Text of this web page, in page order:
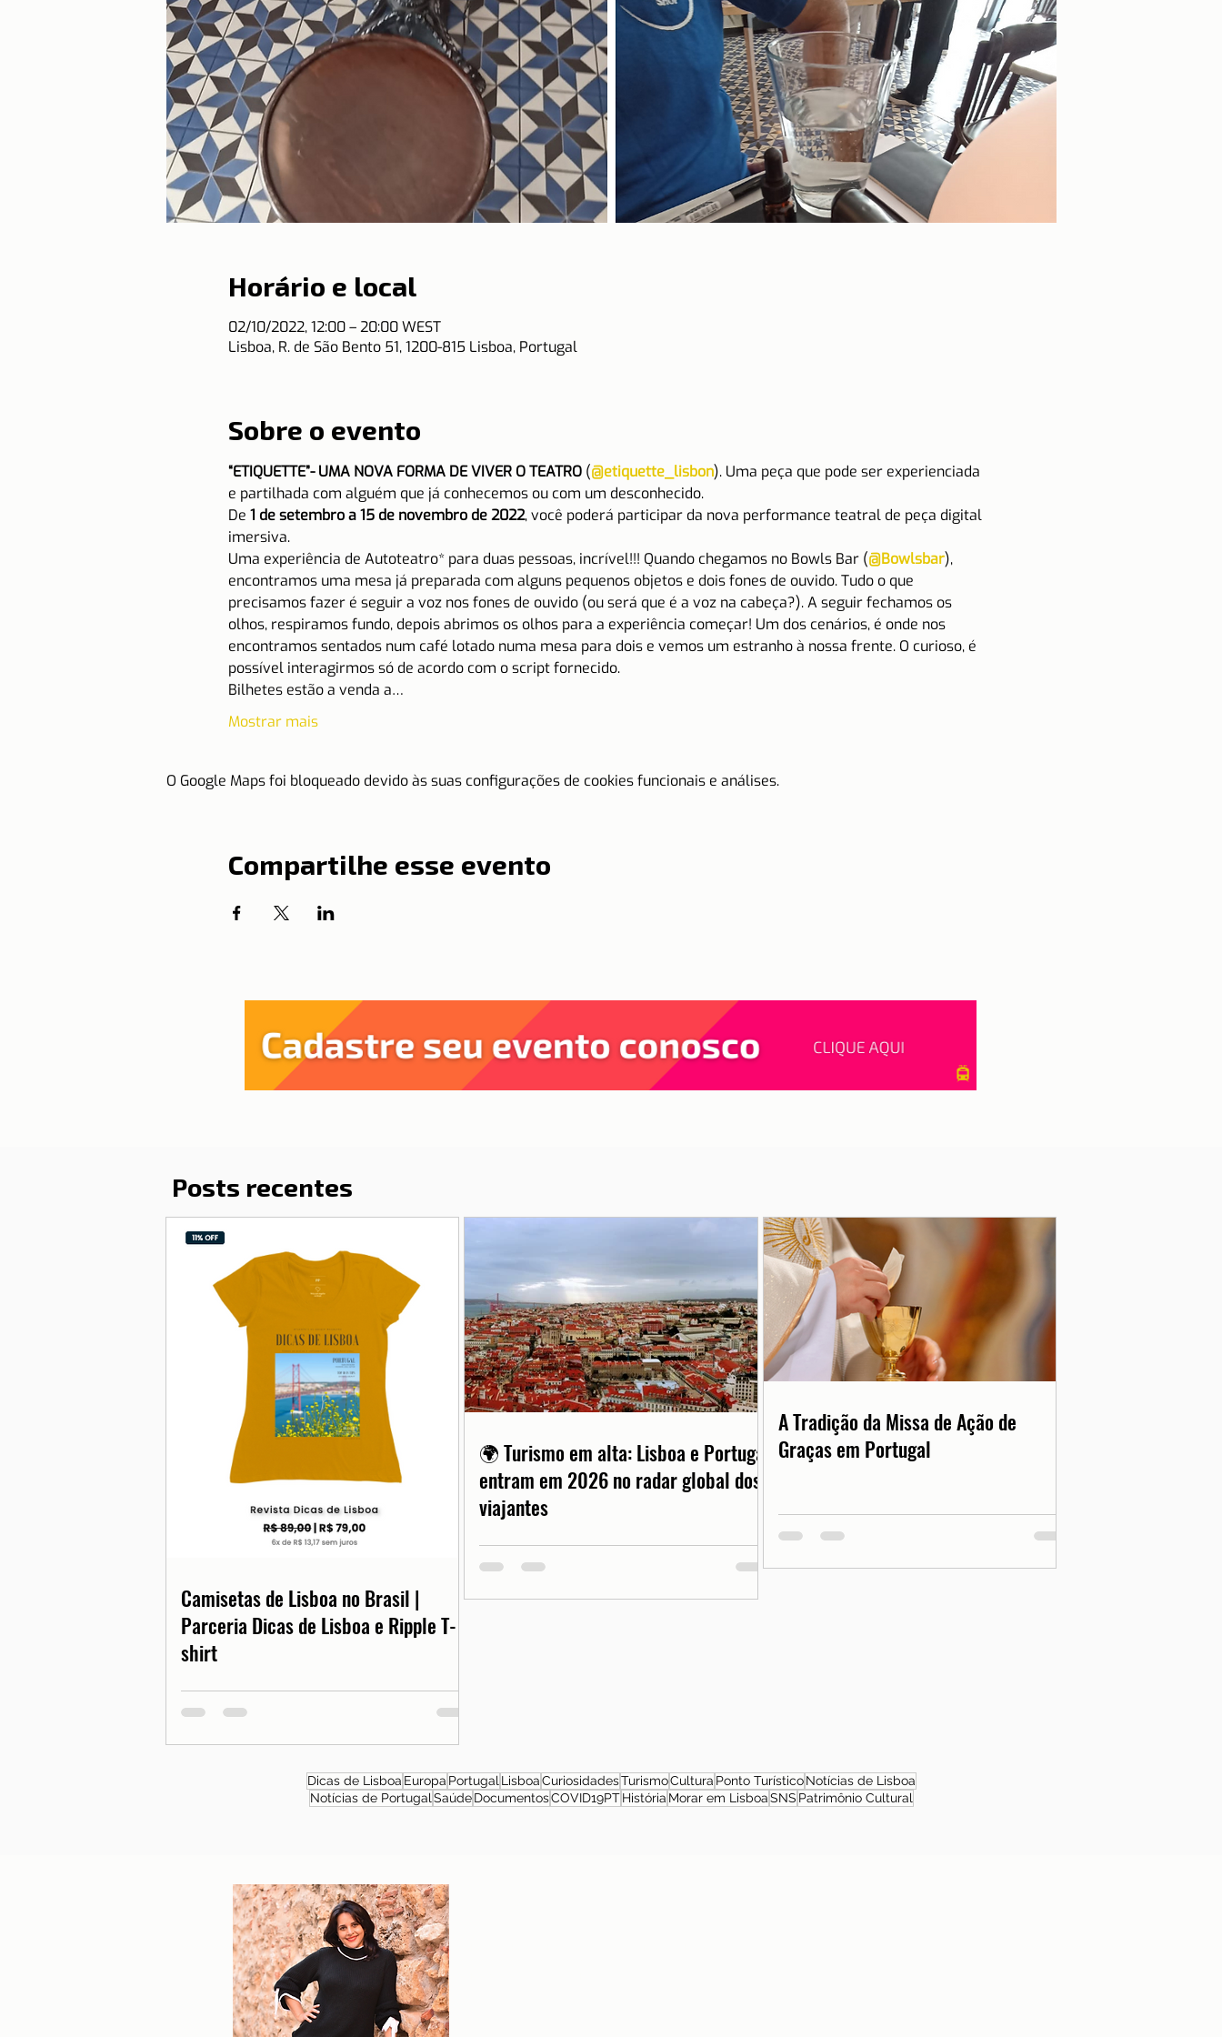
Horário e local
02/10/2022, 12:00 – 20:00 WEST
Lisboa, R. de São Bento 51, 1200-815 Lisboa, Portugal
Sobre o evento
“ETIQUETTE”- UMA NOVA FORMA DE VIVER O TEATRO (@etiquette_lisbon). Uma peça que pode ser experienciada
e partilhada com alguém que já conhecemos ou com um desconhecido.
De 1 de setembro a 15 de novembro de 2022, você poderá participar da nova performance teatral de peça digital
imersiva.
Uma experiência de Autoteatro* para duas pessoas, incrível!!! Quando chegamos no Bowls Bar (@Bowlsbar),
encontramos uma mesa já preparada com alguns pequenos objetos e dois fones de ouvido. Tudo o que
precisamos fazer é seguir a voz nos fones de ouvido (ou será que é a voz na cabeça?). A seguir fechamos os
olhos, respiramos fundo, depois abrimos os olhos para a experiência começar! Um dos cenários, é onde nos
encontramos sentados num café lotado numa mesa para dois e vemos um estranho à nossa frente. O curioso, é
possível interagirmos só de acordo com o script fornecido.
Bilhetes estão a venda a…
Mostrar mais
O Google Maps foi bloqueado devido às suas configurações de cookies funcionais e análises.
Compartilhe esse evento
Posts recentes
Camisetas de Lisboa no Brasil |
Parceria Dicas de Lisboa e Ripple T-
shirt
🌍 Turismo em alta: Lisboa e Portugal
entram em 2026 no radar global dos
viajantes
A Tradição da Missa de Ação de
Graças em Portugal
Dicas de Lisboa Europa Portugal LisboaCuriosidadesTurismoCultura Ponto Turístico Notícias de Lisboa
Notícias de Portugal Saúde DocumentosCOVID19PT História Morar em LisboaSNS Patrimônio Cultural